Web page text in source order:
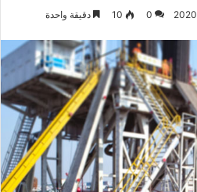
0
10 دقيقة واحدة